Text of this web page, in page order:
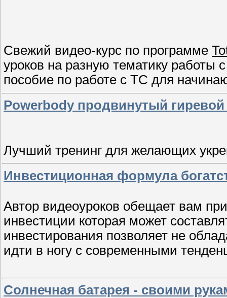
Свежий видео-курс по программе
уроков на разную тематику
пособие по работе с TC для
Powerbody продвинутый гиревой
Лучший тренинг для желающих
Инвестиционная формула
Автор видеоуроков обещает вам
инвестиции которая может
инвестирования позволяет не
идти в ногу с современными
Солнечная батарея - своими